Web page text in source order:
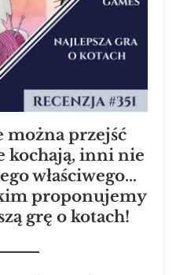
można przejść
kochają, inni nie
właściwego…
proponujemy
grę o kotach!